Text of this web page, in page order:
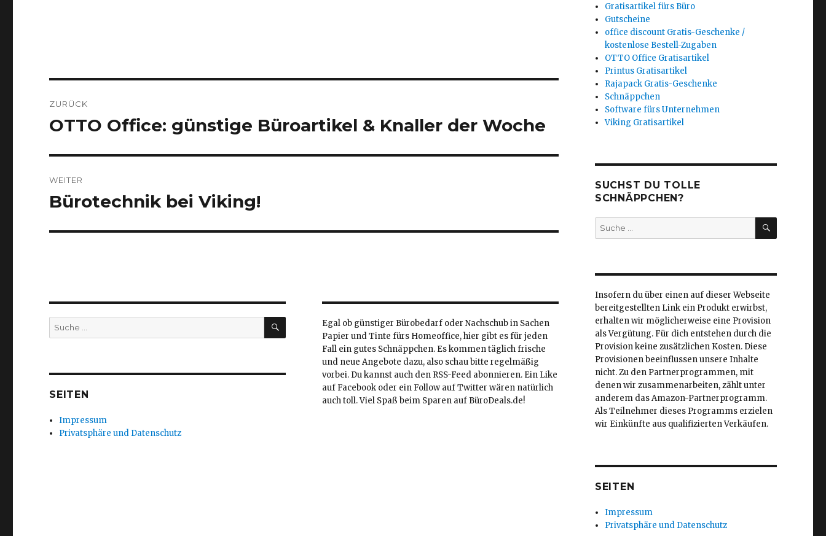
ZURÜCK
Vorheriger
OTTO Office: günstige Büroartikel & Knaller der Woche
WEITER
Nächster
Bürotechnik bei Viking!
Suche
nach:
SUCHEN
SEITEN
Impressum
Privatsphäre und Datenschutz
Egal ob günstiger Bürobedarf oder Nachschub in Sachen
Papier und Tinte fürs Homeoffice, hier gibt es für jeden
Fall ein gutes Schnäppchen. Es kommen täglich frische
und neue Angebote dazu, also schau bitte regelmäßig
vorbei. Du kannst auch den RSS-Feed abonnieren. Ein Like
auf Facebook oder ein Follow auf Twitter wären natürlich
auch toll. Viel Spaß beim Sparen auf BüroDeals.de!
Gratisartikel fürs Büro
Gutscheine
office discount Gratis-Geschenke /
kostenlose Bestell-Zugaben
OTTO Office Gratisartikel
Printus Gratisartikel
Rajapack Gratis-Geschenke
Schnäppchen
Software fürs Unternehmen
Viking Gratisartikel
SUCHST DU TOLLE
SCHNÄPPCHEN?
Suche
nach:
SUCHEN
Insofern du über einen auf dieser Webseite
bereitgestellten Link ein Produkt erwirbst,
erhalten wir möglicherweise eine Provision
als Vergütung. Für dich entstehen durch die
Provision keine zusätzlichen Kosten. Diese
Provisionen beeinflussen unsere Inhalte
nicht. Zu den Partnerprogrammen, mit
denen wir zusammenarbeiten, zählt unter
anderem das Amazon-Partnerprogramm.
Als Teilnehmer dieses Programms erzielen
wir Einkünfte aus qualifizierten Verkäufen.
SEITEN
Impressum
Privatsphäre und Datenschutz